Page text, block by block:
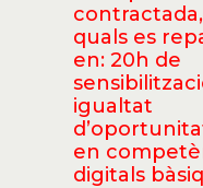
quals es
en: 20h de
igualtat
en
digitals